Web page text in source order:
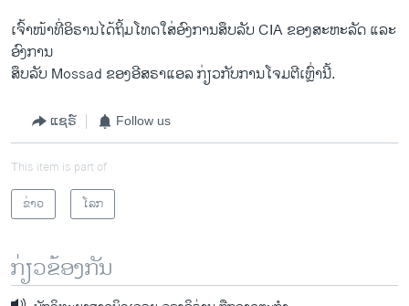
ເຈົ້າໜ້າ​ທີ່ອິຣານ​ໄດ​ຖມ​ໂທດ​ໃສ​ອົງການ​ສຶບລັບ CIA ຂອງສະຫະລັດ ແລະ
ອົງການ
ສຶບລັບ Mossad ຂອງອີສຣາ​ແອ​ລ ກ່ຽວ​ກັບ​ການ​ໂຈມ​ຕີ​ເຫຼົ່ານີ້.
ແຊຣ໌ Follow us
This item is part of
ຂ່າວ
ໂລກ
ກ່ຽວຂ້ອງກັນ